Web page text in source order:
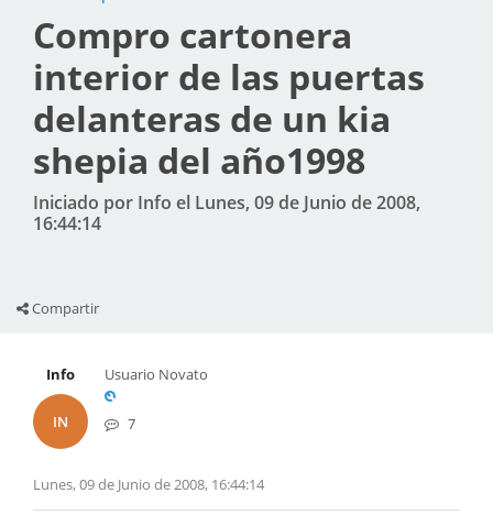
Compro cartonera
interior de las puertas
delanteras de un kia
shepia del año1998
Iniciado por Info el Lunes, 09 de Junio de 2008,
16:44:14
Compartir
Info
IN
Usuario Novato
7
Lunes, 09 de Junio de 2008, 16:44:14